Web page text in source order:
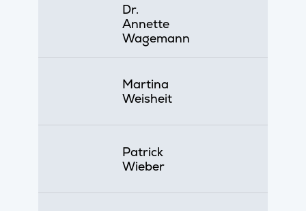
Dr.
Annette
Wagemann
Martina
Weisheit
Patrick
Wieber